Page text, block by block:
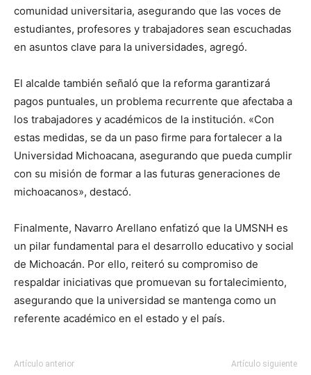
comunidad universitaria, asegurando que las voces de
estudiantes, profesores y trabajadores sean escuchadas
en asuntos clave para la universidades, agregó.
El alcalde también señaló que la reforma garantizará
pagos puntuales, un problema recurrente que afectaba a
los trabajadores y académicos de la institución. «Con
estas medidas, se da un paso firme para fortalecer a la
Universidad Michoacana, asegurando que pueda cumplir
con su misión de formar a las futuras generaciones de
michoacanos», destacó.
Finalmente, Navarro Arellano enfatizó que la UMSNH es
un pilar fundamental para el desarrollo educativo y social
de Michoacán. Por ello, reiteró su compromiso de
respaldar iniciativas que promuevan su fortalecimiento,
asegurando que la universidad se mantenga como un
referente académico en el estado y el país.
Artículo anterior Artículo siguiente